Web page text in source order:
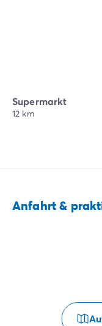
Supermarkt
12 km
Anfahrt &